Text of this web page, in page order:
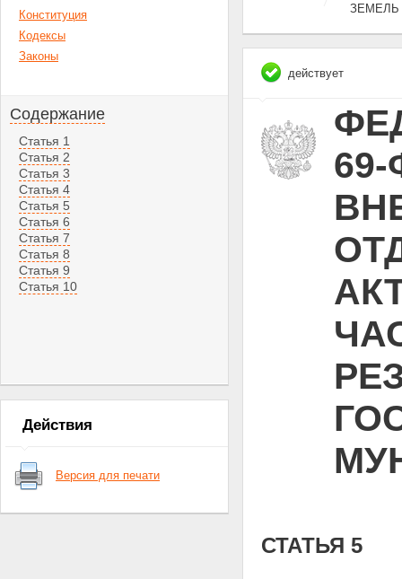
Конституция
Кодексы
Законы
Содержание
Статья 1
Статья 2
Статья 3
Статья 4
Статья 5
Статья 6
Статья 7
Статья 8
Статья 9
Статья 10
Действия
Версия для печати
ЗЕМЕЛЬ
действует
69-
СТАТЬЯ 5